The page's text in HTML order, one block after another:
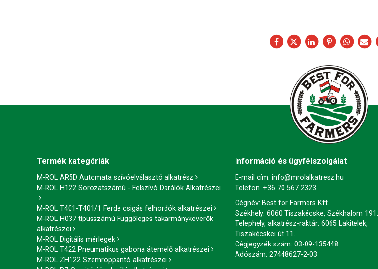
Termék kategóriák
M-ROL AR5D Automata szívóelválasztó alkatrész
M-ROL H122 Sorozatszámú - Felszívó Darálók Alkatrészei
M-ROL T401-T401/1 Ferde csigás felhordók alkatrészei
M-ROL H037 típusszámú Függőleges takarmánykeverők
alkatrészei
M-ROL Digitális mérlegek
M-ROL T422 Pneumatikus gabona átemelő alkatrészei
M-ROL ZH122 Szemroppantó alkatrészei
Információ és ügyfélszolgálat
E-mail cím:info@mrolalkatresz.hu
Telefon: +36 70 567 2323
Cégnév: Best for Farmers Kft.
Székhely: 6060 Tiszakécske, Székhalom 191.
Telephely, alkatrész-raktár: 6065 Lakitelek,
Tiszakécskei út 11.
Cégjegyzék szám: 03-09-135448
Adószám: 27448627-2-03